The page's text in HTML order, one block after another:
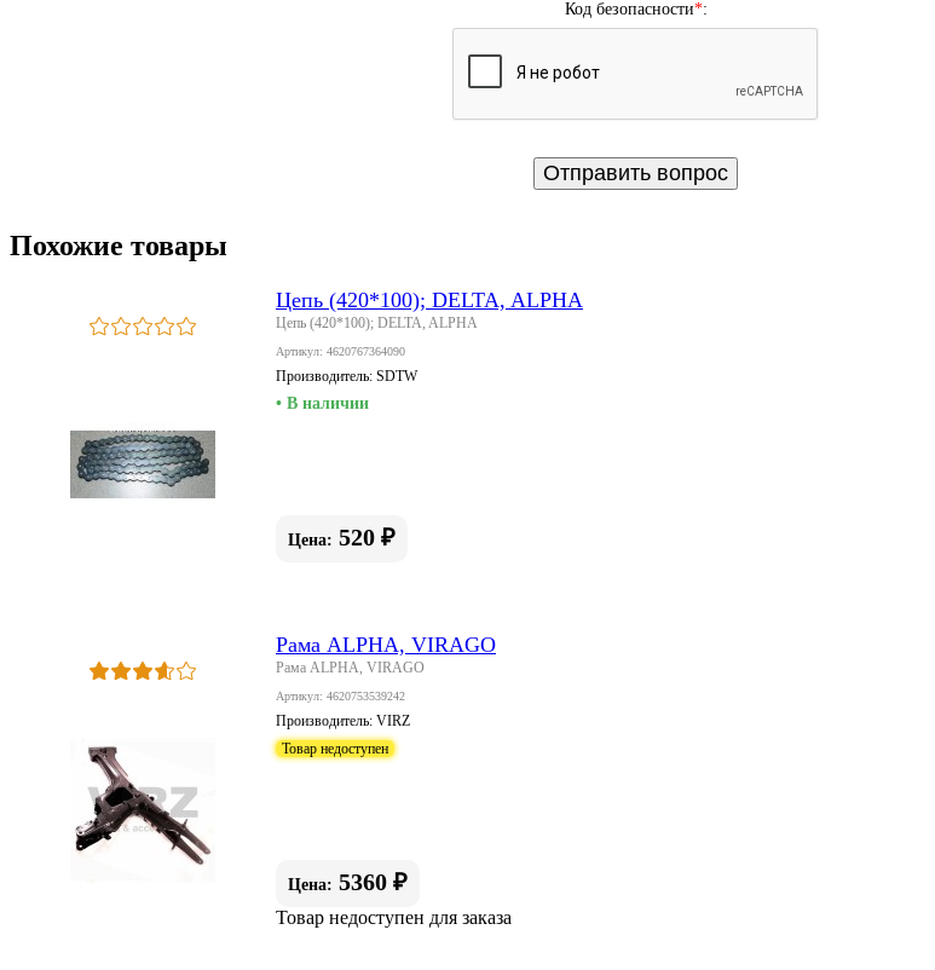
Код безопасности*:
Похожие товары
Цепь (420*100); DELTA, ALPHA
Цепь (420*100); DELTA, ALPHA
Артикул: 4620767364090
Производитель: SDTW
• В наличии
Цена: 520 ₽
Рама ALPHA, VIRAGO
Рама ALPHA, VIRAGO
Артикул: 4620753539242
Производитель: VIRZ
Товар недоступен
Цена: 5360 ₽
Товар недоступен для заказа